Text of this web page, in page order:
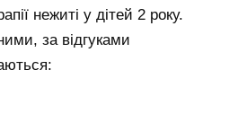
нежиті у дітей 2 року.
за відгуками